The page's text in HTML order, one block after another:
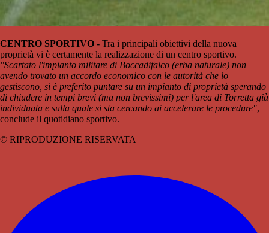
CENTRO SPORTIVO - Tra i principali obiettivi della nuova
proprietà vi è certamente la realizzazione di un centro sportivo.
"Scartato l'impianto militare di Boccadifalco (erba naturale) non
avendo trovato un accordo economico con le autorità che lo
gestiscono, si è preferito puntare su un impianto di proprietà sperando
di chiudere in tempi brevi (ma non brevissimi) per l'area di Torretta già
individuata e sulla quale si sta cercando ai accelerare le procedure",
conclude il quotidiano sportivo.
© RIPRODUZIONE RISERVATA